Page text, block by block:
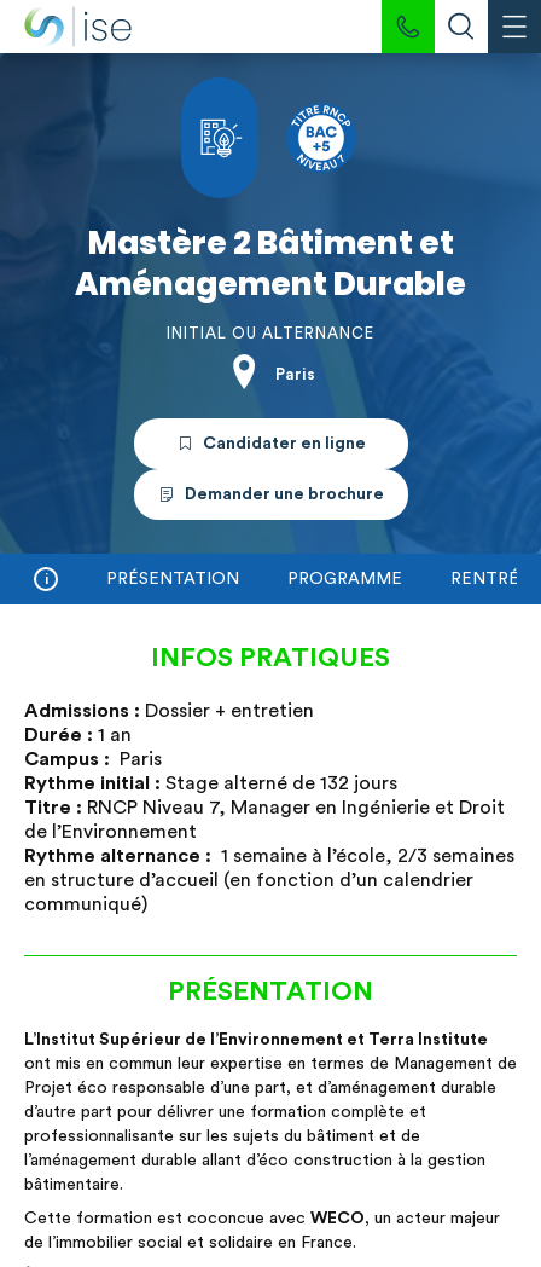
Mastère 2 Bâtiment et
Aménagement Durable
INITIAL OU ALTERNANCE
Paris
Candidater en ligne
Demander une brochure
i PRÉSENTATION PROGRAMME RENTRÉE
Admissions : Dossier + entretien
Durée : 1 an
Campus :
Paris
Rythme initial : Stage alterné de 132 jours
Titre : RNCP Niveau 7, Manager en Ingénierie et Droit
de l’Environnement
Rythme alternance : 1 semaine à l’école, 2/3 semaines
en structure d’accueil (en fonction d’un calendrier
communiqué)
INFOS PRATIQUES
Admissions : Dossier + entretien
Durée : 1 an
Campus :
Paris
Rythme initial : Stage alterné de 132 jours
Titre : RNCP Niveau 7, Manager en Ingénierie et Droit
de l’Environnement
Rythme alternance : 1 semaine à l’école, 2/3 semaines
en structure d’accueil (en fonction d’un calendrier
communiqué)
PRÉSENTATION
L’Institut Supérieur de l’Environnement et Terra Institute
ont mis en commun leur expertise en termes de Management de
Projet éco responsable d’une part, et d’aménagement durable
d’autre part pour délivrer une formation complète et
professionnalisante sur les sujets du bâtiment et de
l’aménagement durable allant d’éco construction à la gestion
bâtimentaire.
Cette formation est coconcue avec WECO, un acteur majeur
de l’immobilier social et solidaire en France.